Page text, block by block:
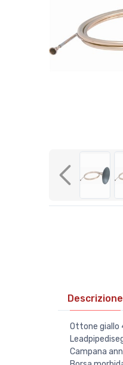
Previous
Descrizione
Ottone giallo
Campana